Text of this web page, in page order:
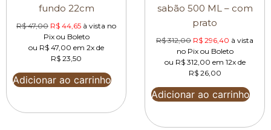
fundo 22cm
R$47,00 R$ 44,65 à vista no
Pix ou Boleto
ou R$ 47,00 em 2x de
R$ 23,50
Adicionar ao carrinho
sabão 500 ML – com
prato
R$312,00 R$ 296,40 à vista
no Pix ou Boleto
ou R$312,00 em 12x de
R$26,00
Adicionar ao carrinho